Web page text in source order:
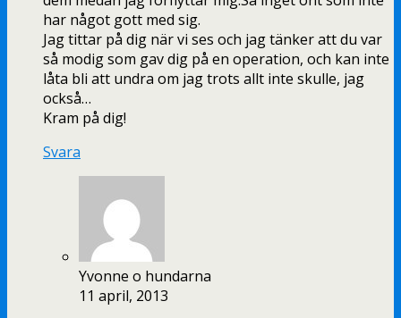
har något gott med sig.
Jag tittar på dig när vi ses och jag tänker att du var
så modig som gav dig på en operation, och kan inte
låta bli att undra om jag trots allt inte skulle, jag
också…
Kram på dig!
Svara
Yvonne o hundarna
11 april, 2013